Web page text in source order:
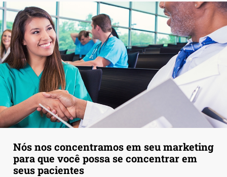
Nós nos concentramos em seu marketing
para que você possa se concentrar em
seus pacientes